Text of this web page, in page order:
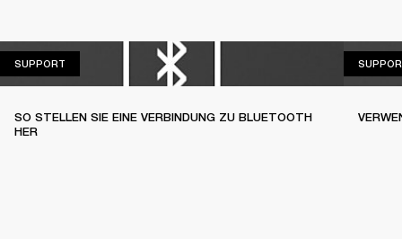
SUPPORT
SO STELLEN SIE EINE VERBINDUNG ZU BLUETOOTH
HER